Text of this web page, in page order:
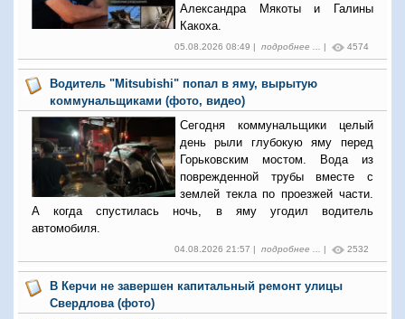
Александра Мякоты и Галины
Какоха.
05.08.2026 08:49 | подробнее ... | 4574
Водитель "Mitsubishi" попал в яму, вырытую
коммунальщиками (фото, видео)
Сегодня коммунальщики целый
день рыли глубокую яму перед
Горьковским мостом. Вода из
поврежденной трубы вместе с
землей текла по проезжей части.
А когда спустилась ночь, в яму угодил водитель
автомобиля.
04.08.2026 21:57 | подробнее ... | 2532
В Керчи не завершен капитальный ремонт улицы
Свердлова (фото)